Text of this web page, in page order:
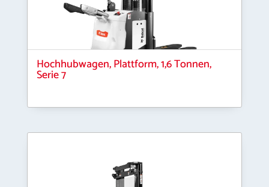
Hochhubwagen, Plattform, 1,6 Tonnen,
Serie 7